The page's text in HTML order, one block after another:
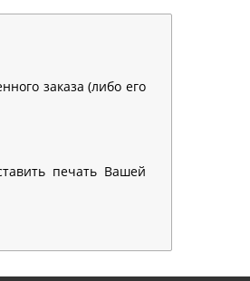
заказа (либо его
печать Вашей